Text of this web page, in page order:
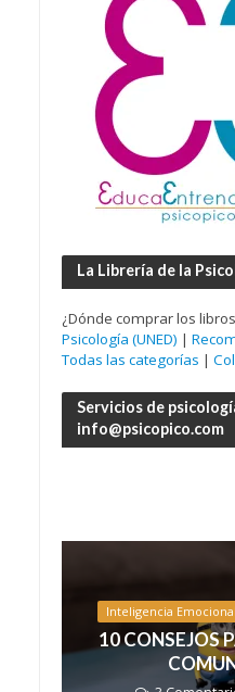
La Librería de la
¿Dónde comprar los
Psicología (UNED) |
Todas las categorías |
Servicios de
info@psicopico.com
Inteligencia Emocional
10 CONSEJOS